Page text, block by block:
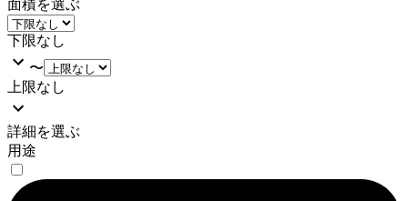
面積を選ぶ
下限なし
〜
上限なし
詳細を選ぶ
用途